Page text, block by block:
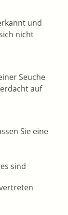
und
nicht
Seuche
auf
Sie eine
sind